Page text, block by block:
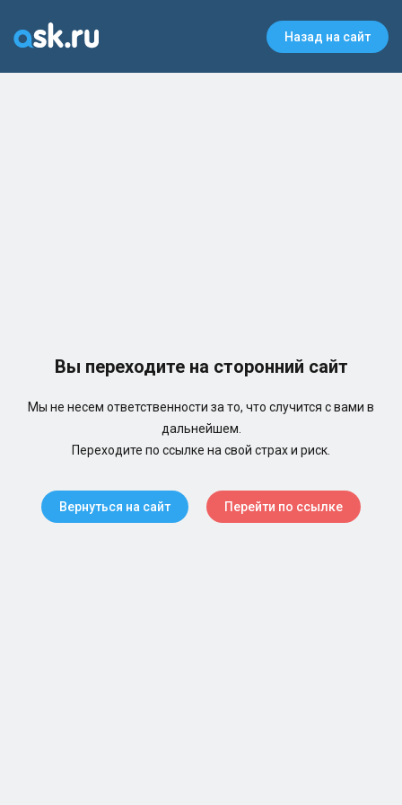
Назад на сайт
Вы переходите на сторонний сайт
Мы не несем ответственности за то, что случится с вами в
дальнейшем.
Переходите по ссылке на свой страх и риск.
Вернуться на сайт Перейти по ссылке